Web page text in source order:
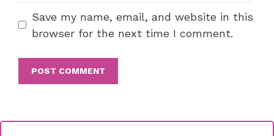
Save my name, email, and website in this
browser for the next time I comment.